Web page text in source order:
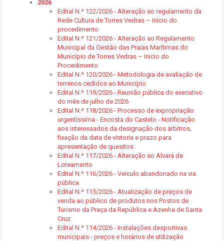
2026
Edital N.º 122/2026 - Alteração ao regulamento da
Rede Cultura de Torres Vedras – Início do
procedimento
Edital N.º 121/2026 - Alteração ao Regulamento
Municipal da Gestão das Praias Marítimas do
Município de Torres Vedras – Inicio do
Procedimento
Edital N.º 120/2026 - Metodologia de avaliação de
terrenos cedidos ao Município
Edital N.º 119/2026 - Reunião pública do executivo
do mês de julho de 2026
Edital N.º 118/2026 - Processo de expropriação
urgentíssima - Encosta do Castelo - Notificação
aos interessados da designação dos árbitros,
fixação da data de vistoria e prazo para
apresentação de quesitos
Edital N.º 117/2026 - Alteração ao Alvará de
Loteamento
Edital N.º 116/2026 - Veículo abandonado na via
pública
Edital N.º 115/2026 - Atualização de preços de
venda ao público de produtos nos Postos de
Turismo da Praça da República e Azenha de Santa
Cruz
Edital N.º 114/2026 - Instalações desportivas
municipais - preços e horários de utilização